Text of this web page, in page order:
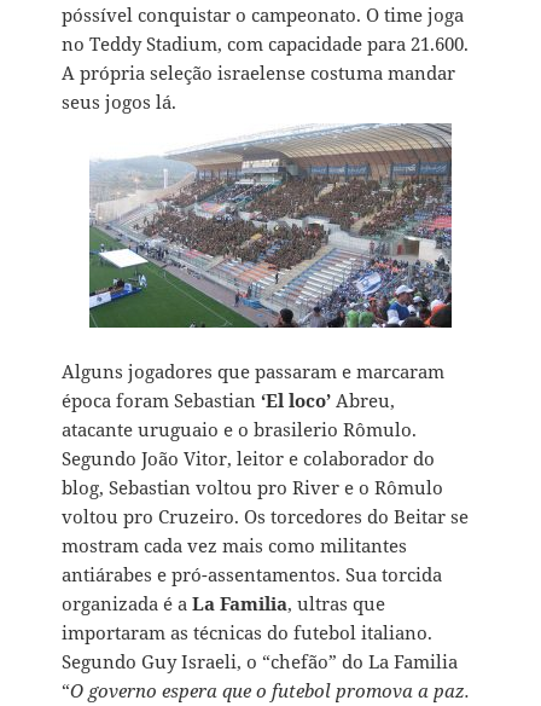
póssível conquistar o campeonato. O time joga
no Teddy Stadium, com capacidade para 21.600.
A própria seleção israelense costuma mandar
seus jogos lá.
Alguns jogadores que passaram e marcaram
época foram Sebastian‘El loco’Abreu,
atacante uruguaio e o brasilerio Rômulo.
Segundo João Vitor, leitor e colaborador do
blog, Sebastian voltou pro River e o Rômulo
voltou pro Cruzeiro. Os torcedores do Beitar se
mostram cada vez mais como militantes
antiárabes e pró-assentamentos. Sua torcida
organizada é aLa Familia, ultras que
importaram as técnicas do futebol italiano.
Segundo Guy Israeli, o “chefão” do La Familia
“O governo espera que o futebol promova a paz.